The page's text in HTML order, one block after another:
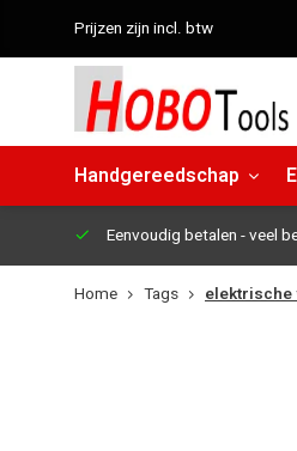
Prijzen zijn incl. btw
Handgereedschap
Eenvoudig betalen - veel
Home Tags elektrische